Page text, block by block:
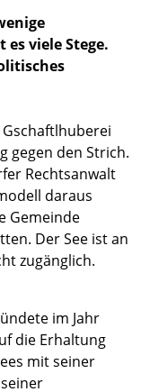
viele Stege.
gegen den Strich.
Rechtsanwalt
daraus
Gemeinde
Der See ist an
zugänglich.
im Jahr
die Erhaltung
mit seiner